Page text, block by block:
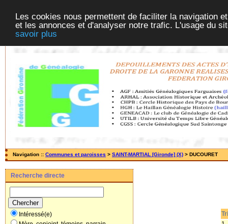
Les cookies nous permettent de faciliter la navigation
et les annonces et d'analyser notre trafic. L'usage du
savoir plus
Navigation :: Communes et paroisses > SAINT-MARTIAL [Gironde] (X) > DUCOURET
Recherche directe
Intéressé(e)